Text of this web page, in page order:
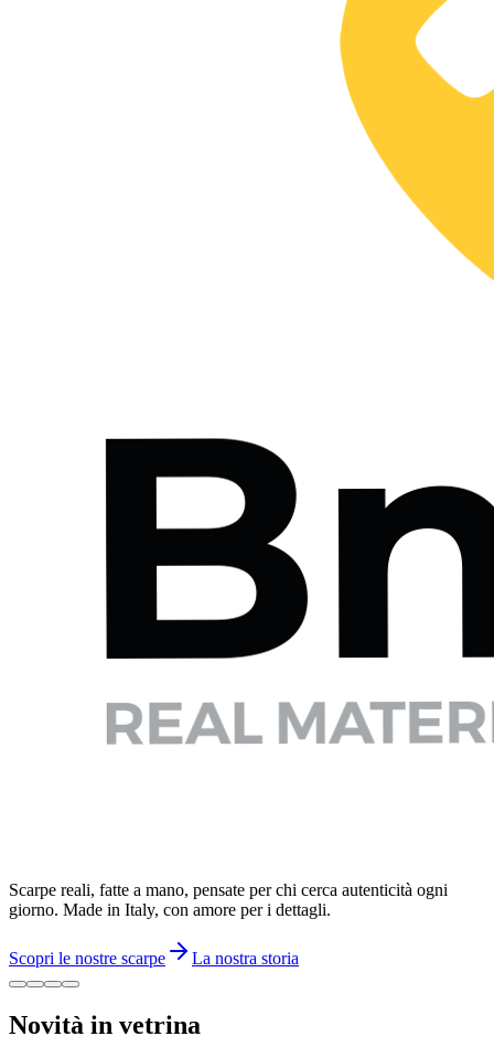
Scarpe reali, fatte a mano, pensate per chi cerca autenticità ogni
giorno. Made in Italy, con amore per i dettagli.
Scopri le nostre scarpe La nostra storia
Novità in vetrina